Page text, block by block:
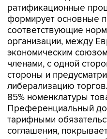
соответствующие
организации, между
экономическим
членами, с одной
стороны и
либерализацию
85% номенклатуры
Преференциальный
тарифными
соглашения,
товарооборота между
Арабскими Эмиратами.